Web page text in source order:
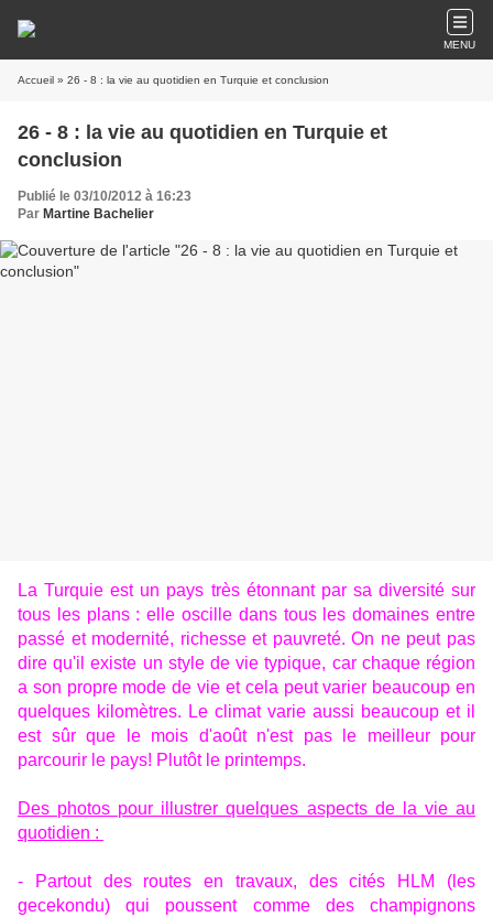
MENU
Accueil » 26 - 8 : la vie au quotidien en Turquie et conclusion
26 - 8 : la vie au quotidien en Turquie et
conclusion
Publié le 03/10/2012 à 16:23
Par Martine Bachelier
La Turquie est un pays très étonnant par sa diversité sur
tous les plans : elle oscille dans tous les domaines entre
passé et modernité, richesse et pauvreté. On ne peut pas
dire qu'il existe un style de vie typique, car chaque région
a son propre mode de vie et cela peut varier beaucoup en
quelques kilomètres. Le climat varie aussi beaucoup et il
est sûr que le mois d'août n'est pas le meilleur pour
parcourir le pays! Plutôt le printemps.
Des photos pour illustrer quelques aspects de la vie au
quotidien :
- Partout des routes en travaux, des cités HLM (les
gecekondu) qui poussent comme des champignons